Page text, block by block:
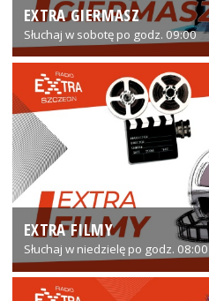
EXTRA GIERMASZ
Słuchaj w sobotę po godz. 09:00
EXTRA FILMY
Słuchaj w niedzielę po godz. 08:00